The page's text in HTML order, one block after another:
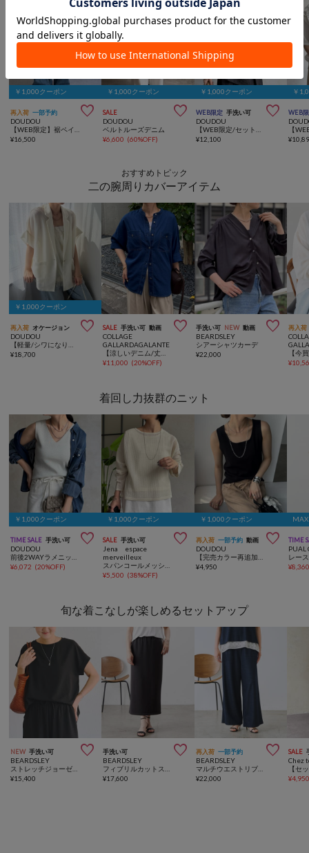
￥1,000クーポン
再入荷 一部予約 
DOUDOU
¥16,500
￥1,000クーポン
SALE 
DOUDOU
ベルトルーズデニム
¥6,600 (60%OFF)
￥1,000クーポン
WEB限定 手洗い可 
DOUDOU
¥12,100
￥
WEB
¥
おすすめトピック
二の腕周りカバーアイテム
￥1,000クーポン
再入荷 オケージョン 
DOUDOU
【軽量/シワになりにくい】GOLD1つボタンメッシュ半袖ジャケット
¥18,700
SALE 手洗い可 動画 
COLLAGE
GALLARDAGALANTE
【涼しいデニム/丈を変えられる】Q.anos シアーデニムバンドカラーシャツ
¥11,000 (20%OFF)
手洗い可 NEW 動画 
BEARDSLEY
シアーシャツカーデ
¥22,000
再入荷
¥
着回し力抜群のニット
￥1,000クーポン
TIME SALE 手洗い可 
DOUDOU
¥6,072 (20%OFF)
￥1,000クーポン
SALE 手洗い可 
Jena espace
merveilleux
¥5,500 (38%OFF)
￥1,000クーポン
再入荷 一部予約 動画 
DOUDOU
¥4,950
TIME
PUAL
¥
旬な着こなしが楽しめるセットアップ
NEW 手洗い可 
BEARDSLEY
¥15,400
手洗い可 
BEARDSLEY
¥17,600
再入荷 一部予約 
BEARDSLEY
マルチウエストリブパンツ《7サイズ展開》【セットアップ】
¥22,000
SALE
Chez
¥